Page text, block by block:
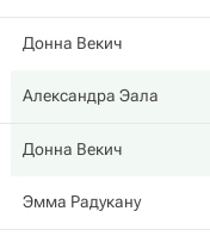
Донна Векич
Александра Эала
Донна Векич
Эмма Радукану